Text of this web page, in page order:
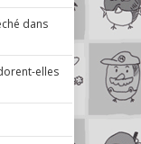
dans
elles